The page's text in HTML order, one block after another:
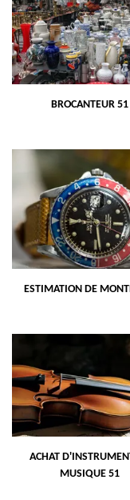
BROCANTEUR 51
ESTIMATION DE
ACHAT
MUSIQUE 51